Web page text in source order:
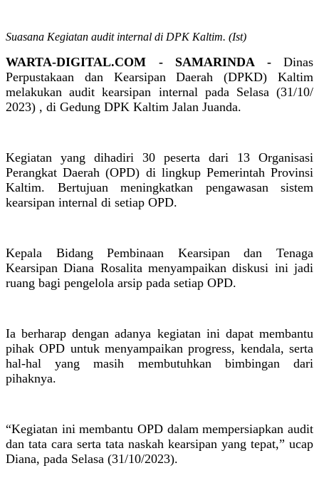
Suasana Kegiatan audit internal di DPK Kaltim. (Ist)
WARTA-DIGITAL.COM - SAMARINDA - Dinas
Perpustakaan dan Kearsipan Daerah (DPKD) Kaltim
melakukan audit kearsipan internal pada Selasa (31/10/
2023) , di Gedung DPK Kaltim Jalan Juanda.
Kegiatan yang dihadiri 30 peserta dari 13 Organisasi
Perangkat Daerah (OPD) di lingkup Pemerintah Provinsi
Kaltim. Bertujuan meningkatkan pengawasan sistem
kearsipan internal di setiap OPD.
Kepala Bidang Pembinaan Kearsipan dan Tenaga
Kearsipan Diana Rosalita menyampaikan diskusi ini jadi
ruang bagi pengelola arsip pada setiap OPD.
Ia berharap dengan adanya kegiatan ini dapat membantu
pihak OPD untuk menyampaikan progress, kendala, serta
hal-hal yang masih membutuhkan bimbingan dari
pihaknya.
“Kegiatan ini membantu OPD dalam mempersiapkan audit
dan tata cara serta tata naskah kearsipan yang tepat,” ucap
Diana, pada Selasa (31/10/2023).